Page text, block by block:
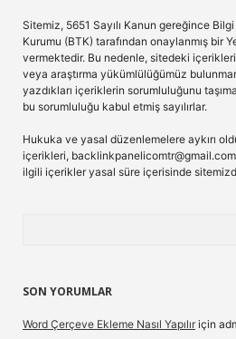
Sitemiz, 5651 Sayılı Kanun gereğince
Kurumu (BTK) tarafından onaylanmış bir
vermektedir. Bu nedenle, sitedeki
veya araştırma yükümlülüğümüz
yazdıkları içeriklerin sorumluluğunu
bu sorumluluğu kabul etmiş sayılırlar.
Hukuka ve yasal düzenlemelere aykırı
içerikleri, backlinkpanelicomtr@gmail.com
ilgili içerikler yasal süre içerisinde
SON YORUMLAR
Word Çerçeve Ekleme Nasıl Yapılır için